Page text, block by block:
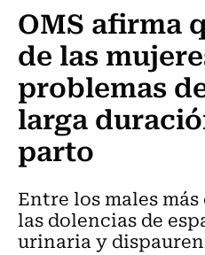
OMS afirma
de las
problemas
larga
parto
Entre los males
las dolencias de
urinaria y